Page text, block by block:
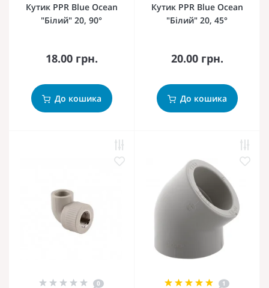
Кутик PPR Blue Ocean
"Білий" 20, 90°
18.00 грн.
До кошика
Кутик PPR Blue Ocean
"Білий" 20, 45°
20.00 грн.
До кошика
0 1